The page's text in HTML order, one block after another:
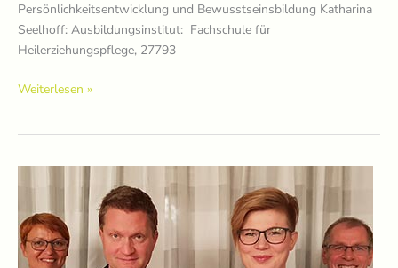
Persönlichkeitsentwicklung und Bewusstseinsbildung Katharina
Seelhoff: Ausbildungsinstitut: Fachschule für
Heilerziehungspflege, 27793
Preisträger*innen
Weiterlesen »